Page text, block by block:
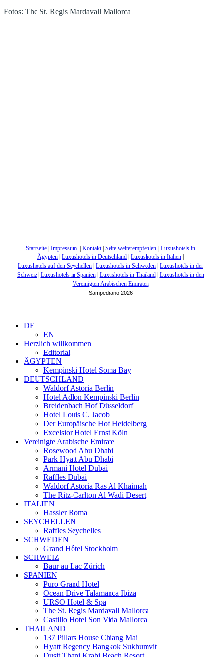
Fotos: The St. Regis Mardavall Mallorca
Startseite Impressum Kontakt| Seite weiterempfehlen
Luxushotels in
Ägypten Luxushotels in Deutschland Luxushotels in Italien
Luxushotels auf den Seychellen Luxushotels in Schweden Luxushotels in der
Schweiz
Luxushotels in Spanien Luxushotels in Thailand
Luxushotels in den
Vereinigten Arabischen Emiraten
Sampedrano 2026
DE
EN
Herzlich willkommen
Editorial
ÄGYPTEN
Kempinski Hotel Soma Bay
DEUTSCHLAND
Waldorf Astoria Berlin
Hotel Adlon Kempinski Berlin
Breidenbach Hof Düsseldorf
Hotel Louis C. Jacob
Der Europäische Hof Heidelberg
Excelsior Hotel Ernst Köln
Vereinigte Arabische Emirate
Rosewood Abu Dhabi
Park Hyatt Abu Dhabi
Armani Hotel Dubai
Raffles Dubai
Waldorf Astoria Ras Al Khaimah
The Ritz-Carlton Al Wadi Desert
ITALIEN
Hassler Roma
SEYCHELLEN
Raffles Seychelles
SCHWEDEN
Grand Hôtel Stockholm
SCHWEIZ
Baur au Lac Zürich
SPANIEN
Puro Grand Hotel
Ocean Drive Talamanca Ibiza
URSO Hotel & Spa
The St. Regis Mardavall Mallorca
Castillo Hotel Son Vida Mallorca
THAILAND
137 Pillars House Chiang Mai
Hyatt Regency Bangkok Sukhumvit